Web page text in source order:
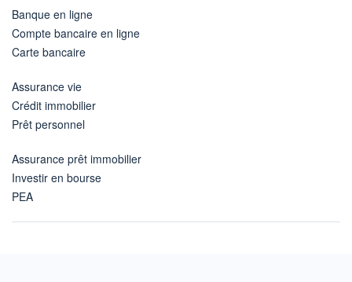
Banque en ligne
Compte bancaire en ligne
Carte bancaire
Assurance vie
Crédit immobilier
Prêt personnel
Assurance prêt immobilier
Investir en bourse
PEA